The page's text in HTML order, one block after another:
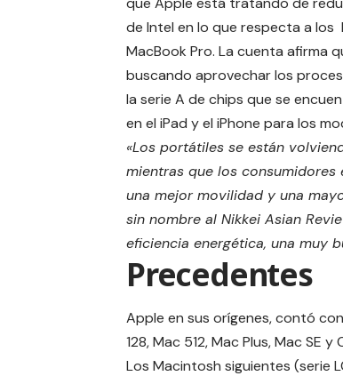
de Intel en lo que respecta a los
MacBook Pro. La cuenta afirma
buscando aprovechar los
la serie A de chips que se
en el iPad y el iPhone para los
«Los portátiles se están
mientras que los consumidores
una mejor movilidad y una
sin nombre al Nikkei Asian
eficiencia energética, una muy
Precedentes
Apple en sus orígenes, contó
128, Mac 512, Mac Plus, Mac SE y
Los Macintosh siguientes (serie